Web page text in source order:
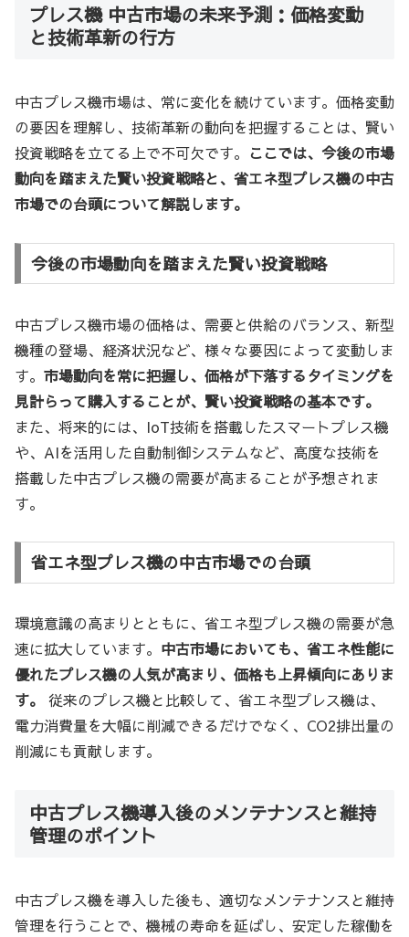
プレス機 中古市場の未来予測：価格変動
と技術革新の行方
中古プレス機市場は、常に変化を続けています。価格変動
の要因を理解し、技術革新の動向を把握することは、賢い
投資戦略を立てる上で不可欠です。 ここでは、今後の市場
動向を踏まえた賢い投資戦略と、省エネ型プレス機の中古
市場での台頭について解説します。
今後の市場動向を踏まえた賢い投資戦略
中古プレス機市場の価格は、需要と供給のバランス、新型
機種の登場、経済状況など、様々な要因によって変動しま
す。 市場動向を常に把握し、価格が下落するタイミングを
見計らって購入することが、賢い投資戦略の基本です。
また、将来的には、IoT技術を搭載したスマートプレス機
や、AIを活用した自動制御システムなど、高度な技術を
搭載した中古プレス機の需要が高まることが予想されま
す。
省エネ型プレス機の中古市場での台頭
環境意識の高まりとともに、省エネ型プレス機の需要が急
速に拡大しています。 中古市場においても、省エネ性能に
優れたプレス機の人気が高まり、価格も上昇傾向にありま
す。
従来のプレス機と比較して、省エネ型プレス機は、
電力消費量を大幅に削減できるだけでなく、CO2排出量の
削減にも貢献します。
中古プレス機導入後のメンテナンスと維持
管理のポイント
中古プレス機を導入した後も、適切なメンテナンスと維持
管理を行うことで、機械の寿命を延ばし、安定した稼働を